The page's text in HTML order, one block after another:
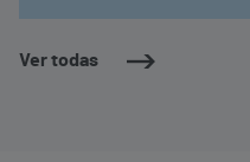
Ver todas